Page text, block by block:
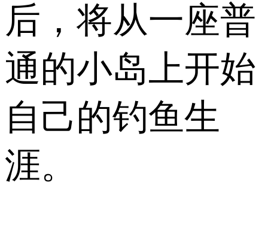
后，将从一座普
通的小岛上开始
自己的钓鱼生
涯。